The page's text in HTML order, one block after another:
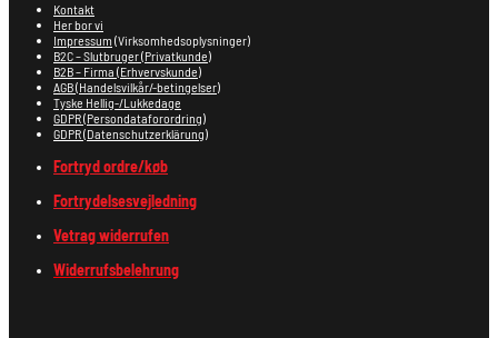
Kontakt
Her bor vi
Impressum (Virksomhedsoplysninger)
B2C – Slutbruger (Privatkunde)
B2B – Firma (Erhvervskunde)
AGB (Handelsvilkår/-betingelser)
Tyske Hellig-/Lukkedage
GDPR (Persondataforordring)
GDPR (Datenschutzerklärung)
Fortryd ordre/køb
Fortrydelsesvejledning
Vetrag widerrufen
Widerrufsbelehrung